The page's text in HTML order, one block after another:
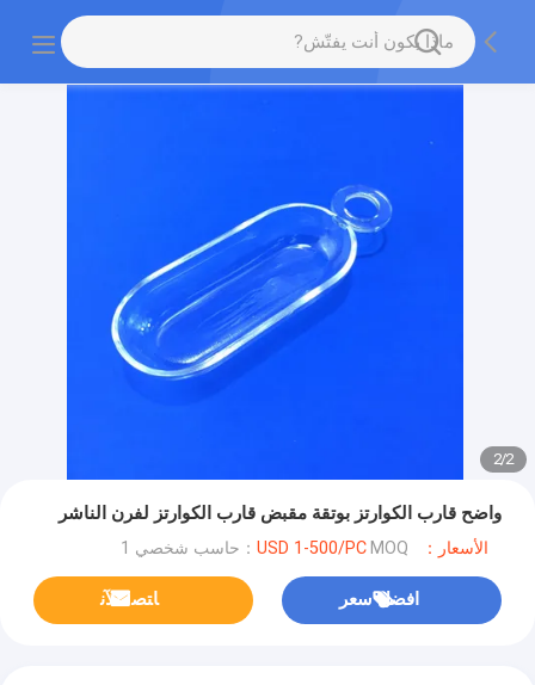
2
/
2
واضح قارب الكوارتز بوتقة مقبض قارب الكوارتز لفرن الناشر
الأسعار：USD 1-500/PC MOQ：حاسب شخصي 1
افضل سعر ﺎﺘﺼﻟ ﺍﻶﻧ